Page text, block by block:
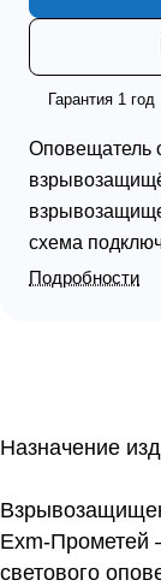
Гарантия 1 год
Оповещатель
схема
режима
Подробности
Назначение
Exm-Прометей
светового